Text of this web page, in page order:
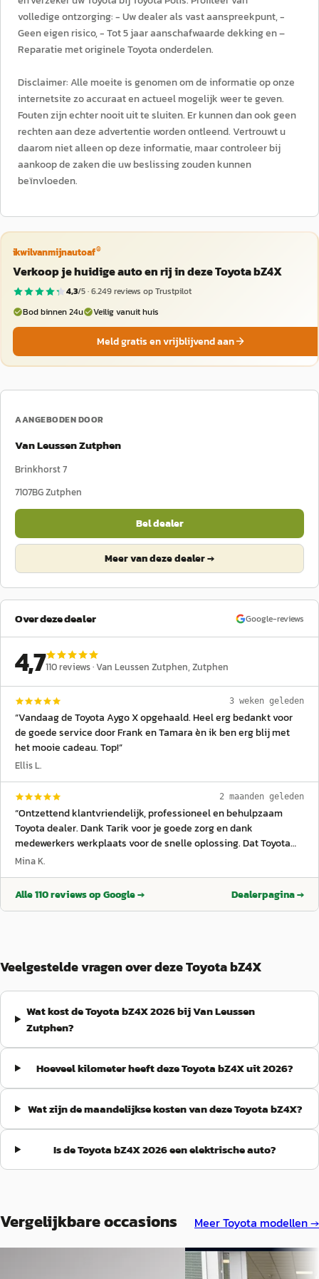
volledige ontzorging: - Uw dealer als vast aanspreekpunt, -
Geen eigen risico, - Tot 5 jaar aanschafwaarde dekking en –
Reparatie met originele Toyota onderdelen.
Disclaimer: Alle moeite is genomen om de informatie op onze
internetsite zo accuraat en actueel mogelijk weer te geven.
Fouten zijn echter nooit uit te sluiten. Er kunnen dan ook geen
rechten aan deze advertentie worden ontleend. Vertrouwt u
daarom niet alleen op deze informatie, maar controleer bij
aankoop de zaken die uw beslissing zouden kunnen
beïnvloeden.
ikwilvanmijnautoaf®
Verkoop je huidige auto en rij in deze Toyota bZ4X
4,3/5 ·6.249reviews op Trustpilot
Bod binnen 24u
Veilig vanuit huis
Meld gratis en vrijblijvend aan
AANGEBODEN DOOR
Van Leussen Zutphen
Brinkhorst 7
7107BGZutphen
Bel dealer
Meer van deze dealer →
Over deze dealer Google-reviews
4,7110reviews ·Van Leussen Zutphen, Zutphen
3 weken geleden
“Vandaag de Toyota Aygo X opgehaald. Heel erg bedankt voor
de goede service door Frank en Tamara èn ik ben erg blij met
het mooie cadeau. Top!”
Ellis L.
2 maanden geleden
“Ontzettend klantvriendelijk, professioneel en behulpzaam
Toyota dealer. Dank Tarik voor je goede zorg en dank
medewerkers werkplaats voor de snelle oplossing. Dat Toyota
geweldige autos maakt wisten we al maar dat iedereen zo
Mina K.
Alle110reviews op Google → Dealerpagina →
Veelgestelde vragen over deze Toyota bZ4X
Wat kost de Toyota bZ4X 2026 bij Van Leussen
Zutphen?
Hoeveel kilometer heeft deze Toyota bZ4X uit 2026?
Wat zijn de maandelijkse kosten van deze Toyota bZ4X?
Is de Toyota bZ4X 2026 een elektrische auto?
Vergelijkbare occasions MeerToyota modellen →
EVA
Toyota bZ4X·2026